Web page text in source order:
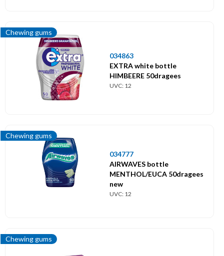
Lards / Guimauves
Massepains / Nougats
Pâtes de fruits
Chewing gums
034863
EXTRA white bottle
HIMBEERE 50dragees
UVC: 12
Chewing gums
034777
AIRWAVES bottle
MENTHOL/EUCA 50dragees
new
UVC: 12
Chewing gums